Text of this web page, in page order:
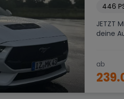
446
JETZT
deine
ab